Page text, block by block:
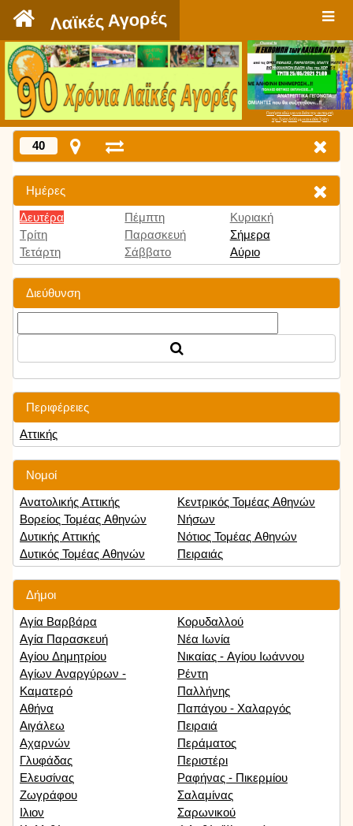
Λαϊκές Αγορές
Πατήστε εδώ για να δείτε την εκπομπή
την Τρίτη 9:00 μμ και κάθε Τρίτη
40
Ημέρες
Δευτέρα
Τρίτη
Τετάρτη
Πέμπτη
Παρασκευή
Σάββατο
Κυριακή
Σήμερα
Αύριο
Διεύθυνση
Περιφέρειες
Αττικής
Νομοί
Ανατολικής Αττικής
Βορείος Τομέας Αθηνών
Δυτικής Αττικής
Δυτικός Τομέας Αθηνών
Κεντρικός Τομέας Αθηνών
Νήσων
Νότιος Τομέας Αθηνών
Πειραιάς
Δήμοι
Αγία Βαρβάρα
Αγία Παρασκευή
Αγίου Δημητρίου
Αγίων Αναργύρων -
Καματερό
Αθήνα
Αιγάλεω
Αχαρνών
Γλυφάδας
Ελευσίνας
Ζωγράφου
Ιλιον
Κορυδαλλού
Νέα Ιωνία
Νικαίας - Αγίου Ιωάννου
Ρέντη
Παλλήνης
Παπάγου - Χαλαργός
Πειραιά
Περάματος
Περιστέρι
Ραφήνας - Πικερμίου
Σαλαμίνας
Σαρωνικού